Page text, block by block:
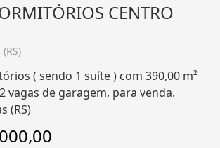
CENTRO
( sendo 1 suíte ) com 390,00 m²
vagas de garagem, para venda.
(RS)